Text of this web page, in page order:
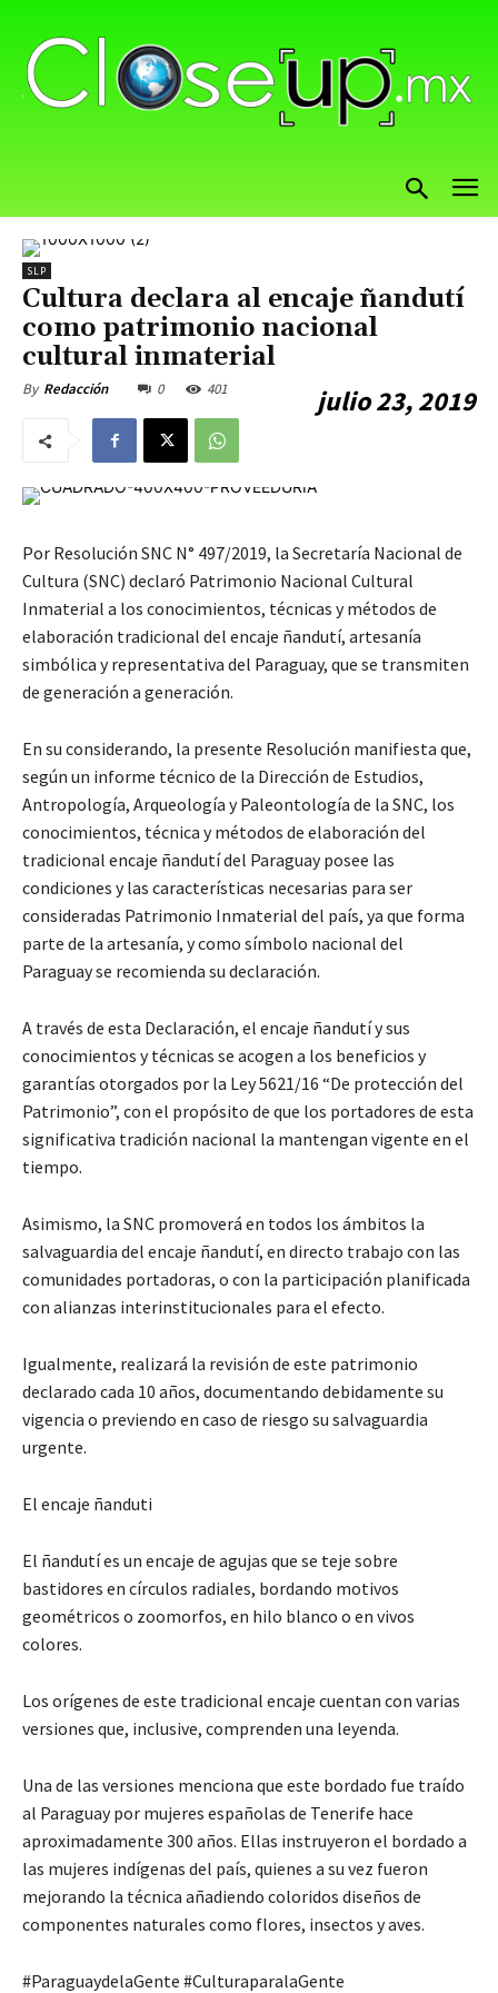
SLP
Cultura declara al encaje ñandutí
como patrimonio nacional
cultural inmaterial
By Redacción julio 23, 2019
0 401
Por Resolución SNC N° 497/2019, la Secretaría Nacional de
Cultura (SNC) declaró Patrimonio Nacional Cultural
Inmaterial a los conocimientos, técnicas y métodos de
elaboración tradicional del encaje ñandutí, artesanía
simbólica y representativa del Paraguay, que se transmiten
de generación a generación.
En su considerando, la presente Resolución manifiesta que,
según un informe técnico de la Dirección de Estudios,
Antropología, Arqueología y Paleontología de la SNC, los
conocimientos, técnica y métodos de elaboración del
tradicional encaje ñandutí del Paraguay posee las
condiciones y las características necesarias para ser
consideradas Patrimonio Inmaterial del país, ya que forma
parte de la artesanía, y como símbolo nacional del
Paraguay se recomienda su declaración.
A través de esta Declaración, el encaje ñandutí y sus
conocimientos y técnicas se acogen a los beneficios y
garantías otorgados por la Ley 5621/16 “De protección del
Patrimonio”, con el propósito de que los portadores de esta
significativa tradición nacional la mantengan vigente en el
tiempo.
Asimismo, la SNC promoverá en todos los ámbitos la
salvaguardia del encaje ñandutí, en directo trabajo con las
comunidades portadoras, o con la participación planificada
con alianzas interinstitucionales para el efecto.
Igualmente, realizará la revisión de este patrimonio
declarado cada 10 años, documentando debidamente su
vigencia o previendo en caso de riesgo su salvaguardia
urgente.
El encaje ñanduti
El ñandutí es un encaje de agujas que se teje sobre
bastidores en círculos radiales, bordando motivos
geométricos o zoomorfos, en hilo blanco o en vivos
colores.
Los orígenes de este tradicional encaje cuentan con varias
versiones que, inclusive, comprenden una leyenda.
Una de las versiones menciona que este bordado fue traído
al Paraguay por mujeres españolas de Tenerife hace
aproximadamente 300 años. Ellas instruyeron el bordado a
las mujeres indígenas del país, quienes a su vez fueron
mejorando la técnica añadiendo coloridos diseños de
componentes naturales como flores, insectos y aves.
#ParaguaydelaGente #CulturaparalaGente